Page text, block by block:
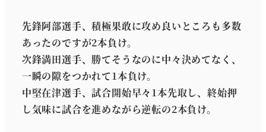
先鋒阿部選手、積極果敢に攻め良いところも多数
あったのですが2本負け。
次鋒満田選手、勝てそうなのに中々決めてなく、
一瞬の隙をつかれて1本負け。
中堅在津選手、試合開始早々1本先取し、終始押
し気味に試合を進めながら逆転の2本負け。